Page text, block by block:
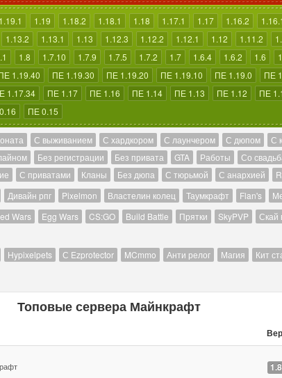
1.19.1 1.19 1.18.2 1.18.1 1.18 1.17.1 1.17 1.16.2
1.13.2 1.13.1 1.13 1.12.3 1.12.2 1.12.1 1.12 1.11.2
1.8 1.7.10 1.7.9 1.7.5 1.7.2 1.7 1.6.4 1.6.2 1.6
1.19.40 ПЕ 1.19.30 ПЕ 1.19.20 ПЕ 1.19.10 ПЕ 1.19.0 ПЕ
1.17.34 ПЕ 1.17 ПЕ 1.16 ПЕ 1.14 ПЕ 1.13 ПЕ 1.12 ПЕ
ПЕ 0.15
С выживанием С хардкором С лаунчером С дюпом С
Без регистрации Без привата GTA Работы Со
С приватами Кланы Без дюпа С тюрьмой С анархией
Дивайн рпг Pixelmon Властелин колец Таумкрафт Flan's
Wars Egg Wars CS:GO Build Battle Прятки SkyPVP Скай
Hypixelpets С Ezprotector MCmmo Анти релог Магия Кит
Топовые сервера Майнкрафт